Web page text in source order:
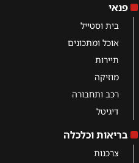
פנאי
בית וסטייל
אוכל ומתכונים
תיירות
מוזיקה
רכב ותחבורה
דיגיטל
בריאות וכלכלה
צרכנות